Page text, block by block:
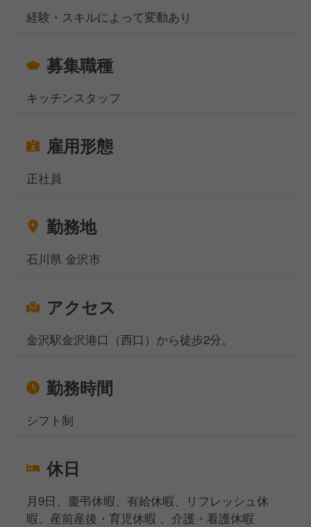
ます。
お休みは月9日で、リフレッシュ休暇や産前産後休
暇、育児休暇、介護休暇も取得可能です。
てみませんか？
当社サイト、フーズラボ・エージェントですがこのほ
かにも飲食店の求人を多数揃えております。
地元で働きたい方、都心部で働きたいけど引っ越しの
相談窓口事務所は東京、大阪、名古屋、福岡、札幌の
専門の転職・就職のプロが対応いたしますのでご安心
経験・スキルによって変動あり
募集職種
キッチンスタッフ
雇用形態
正社員
勤務地
石川県 金沢市
アクセス
金沢駅金沢港口（西口）から徒歩2分。
勤務時間
シフト制
休日
月9日、慶弔休暇、有給休暇、リフレッシュ休
暇、産前産後・育児休暇 、介護・看護休暇